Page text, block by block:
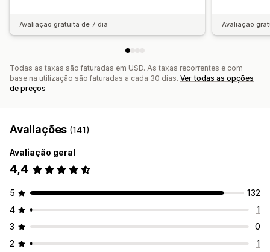
Avaliação gratuita de 7 dia Avaliação
Todas as taxas são faturadas em USD. As taxas recorrentes e com
base na utilização são faturadas a cada 30 dias. Ver todas as opções
de preços
Avaliações (141)
Avaliação geral
4,4
5
132
4
1
3
0
2
1